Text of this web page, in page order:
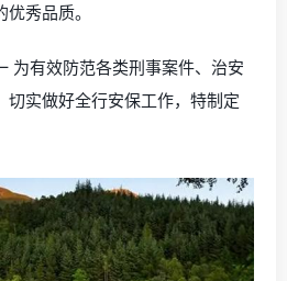
秀品质。
为有效防范各类刑事案件、治安
切实做好全行安保工作，特制定